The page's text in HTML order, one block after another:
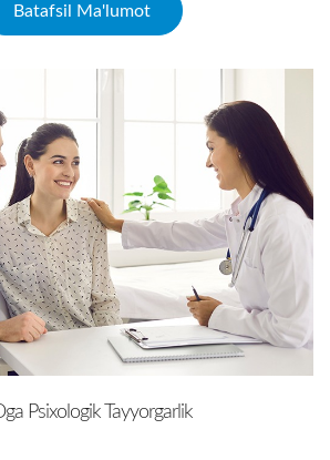
Batafsil Ma'lumot
Psixologik Tayyorgarlik